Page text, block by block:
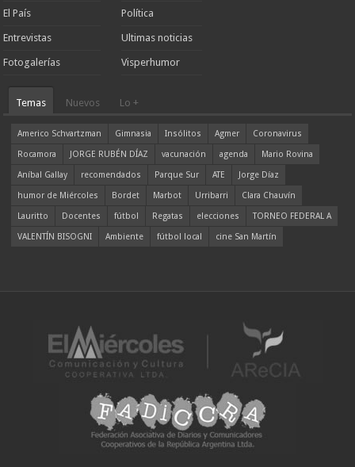
El País
Entrevistas
Fotogalerías
Política
Ultimas noticias
Visperhumor
Temas Nuevos Lo +
Americo Schvartzman Gimnasia Insólitos Agmer
Coronavirus
Rocamora
JORGE RUBÉN DÍAZ vacunación agenda
Mario Rovina
Aníbal Gallay
recomendados Parque Sur ATE
Jorge Díaz
humor de Miércoles
Bordet Marbot Urribarri
Clara Chauvín
Lauritto
Docentes fútbol Regatas elecciones
TORNEO FEDERAL A
VALENTÍN BISOGNI
Ambiente fútbol local cine San Martín